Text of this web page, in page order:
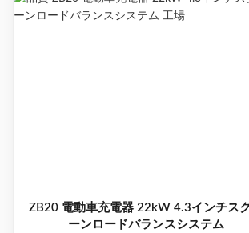
ZB20 電動車充電器 22kW 4.3インチス
ーンロードバランスシステム